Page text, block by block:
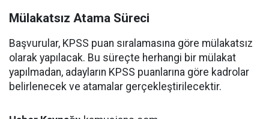
Mülakatsız Atama Süreci
Başvurular, KPSS puan sıralamasına göre mülakatsız
olarak yapılacak. Bu süreçte herhangi bir mülakat
yapılmadan, adayların KPSS puanlarına göre kadrolar
belirlenecek ve atamalar gerçekleştirilecektir.